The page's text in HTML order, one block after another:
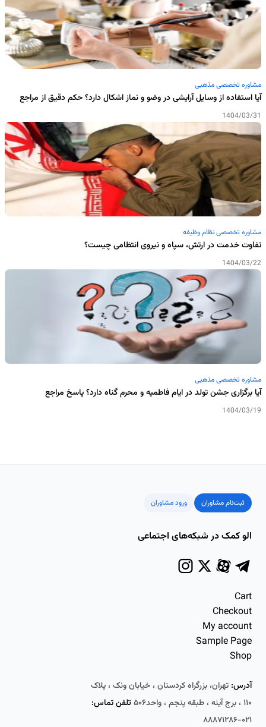
مشاوره تخصصی مذهبی
آیا استفاده از وسایل آرایشی در وضو و نماز اشکال دارد؟ حکم دقیق از مراجع
1404/03/31
مشاوره تخصصی نظام وظیفه
تفاوت خدمت در ارتش، سپاه و نیروی انتظامی چیست؟
1404/03/22
مشاوره تخصصی مذهبی
آیا برگزاری جشن تولد در ایام فاطمیه و محرم گناه دارد؟ پاسخ مراجع
1404/03/19
ثبت‌نام مشاوران ورود مشاوران
الو کمک در شبکه‌های اجتماعی
Cart
Checkout
My account
Sample Page
Shop
آدرس: تهران، بزرگراه کردستان ، خیابان ونک ، پلاک
۱۱۰ ، برج آینه ، طبقه پنجم ، واحد۵۰۶
تلفن تماس:
۰۲۱-۸۸۸۷۱۲۸۶